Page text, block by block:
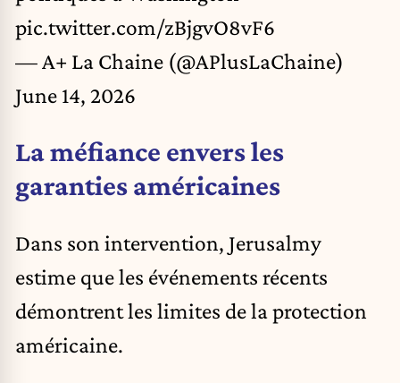
pic.twitter.com/zBjgvO8vF6
— A+ La Chaine (@APlusLaChaine)
June 14, 2026
La méfiance envers les
garanties américaines
Dans son intervention, Jerusalmy
estime que les événements récents
démontrent les limites de la protection
américaine.